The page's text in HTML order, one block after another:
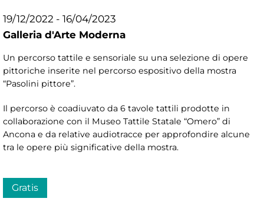
19/12/2022 - 16/04/2023
Galleria d'Arte Moderna
Un percorso tattile e sensoriale su una selezione di opere
pittoriche inserite nel percorso espositivo della mostra
“Pasolini pittore”.
Il percorso è coadiuvato da 6 tavole tattili prodotte in
collaborazione con il Museo Tattile Statale “Omero” di
Ancona e da relative audiotracce per approfondire alcune
tra le opere più significative della mostra.
Gratis